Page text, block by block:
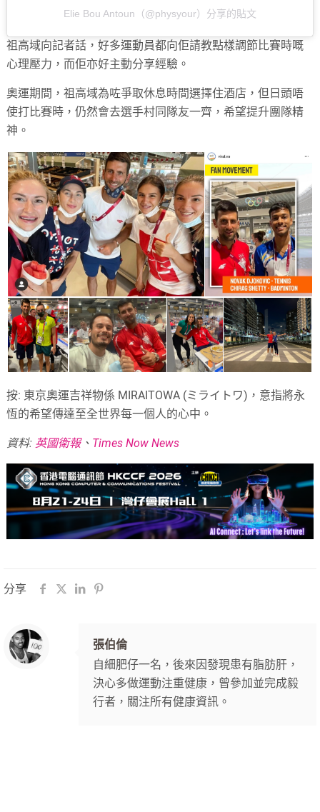
Elie Bou Antoun（@physyour）分享的貼文
祖高域向記者話，好多運動員都向佢請教點樣調節比賽時嘅
心理壓力，而佢亦好主動分享經驗。
奧運期間，祖高域為咗爭取休息時間選擇住酒店，但日頭唔
使打比賽時，仍然會去選手村同隊友一齊，希望提升團隊精
神。
按: 東京奧運吉祥物係 MIRAITOWA (ミライトワ)，意指將永
恆的希望傳達至全世界每一個人的心中。
資料: 英國衛報、 Times Now News
分享
張伯倫
自細肥仔一名，後來因發現患有脂肪肝，
決心多做運動注重健康，曾參加並完成毅
行者，關注所有健康資訊。